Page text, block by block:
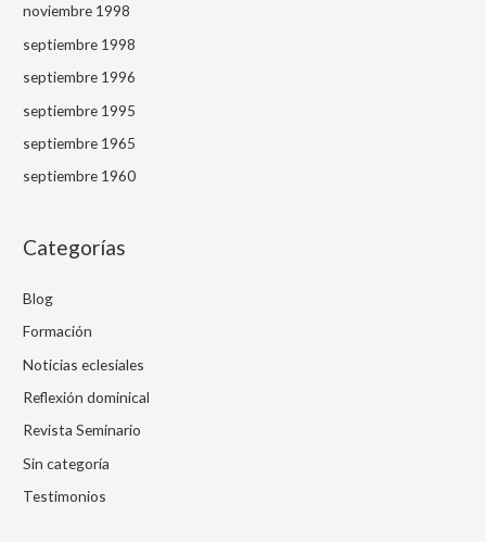
noviembre 1998
septiembre 1998
septiembre 1996
septiembre 1995
septiembre 1965
septiembre 1960
Categorías
Blog
Formación
Noticias eclesiales
Reflexión dominical
Revista Seminario
Sin categoría
Testimonios